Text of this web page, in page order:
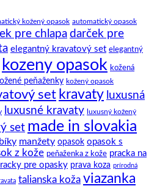
ako
na
to.
manžety
a
ich
história
Ako
si
zaviazať
klasický
spoločenský
motýlik
kožený opasok automatický opasok
pre chlapa darček pre
elegantný kravatový set elegantný
kozeny opasok kožená
peňaženky kožený opasok
set kravaty luxusná
luxusné kravaty luxusný kožený
set made in slovakia
manžety opasok opasok s
z kože peňaženka z kože pracka na
pre opasky prava koza prírodná
talianska koža viazanka